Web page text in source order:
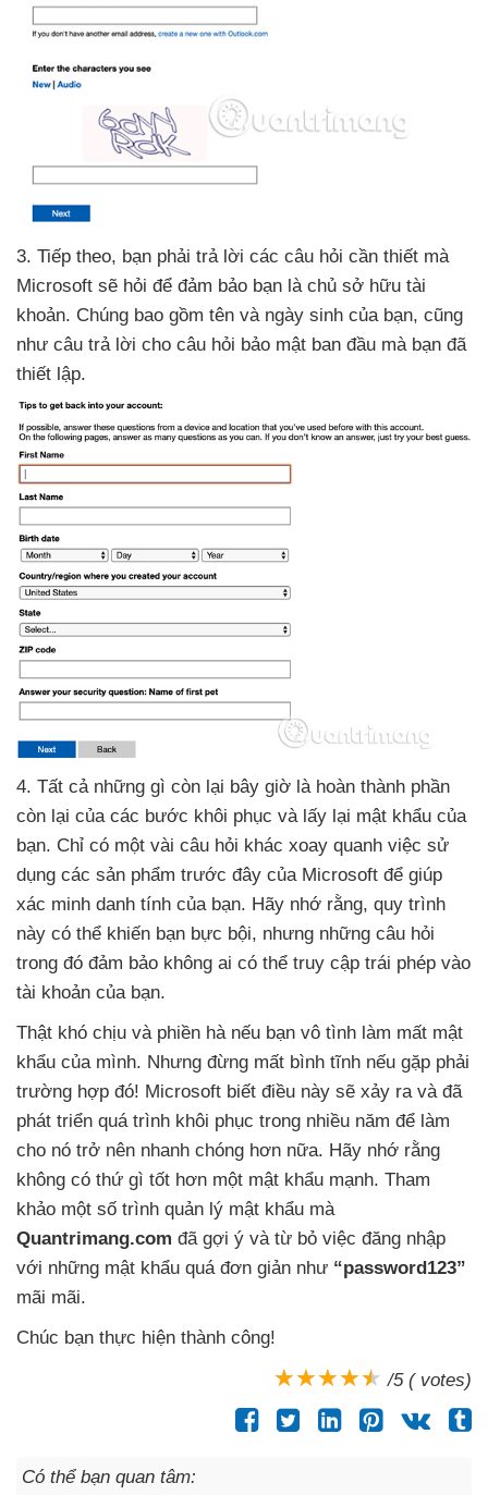
3. Tiếp theo, bạn phải trả lời các câu hỏi cần thiết mà
Microsoft sẽ hỏi để đảm bảo bạn là chủ sở hữu tài
khoản. Chúng bao gồm tên và ngày sinh của bạn, cũng
như câu trả lời cho câu hỏi bảo mật ban đầu mà bạn đã
thiết lập.
4. Tất cả những gì còn lại bây giờ là hoàn thành phần
còn lại của các bước khôi phục và lấy lại mật khẩu của
bạn. Chỉ có một vài câu hỏi khác xoay quanh việc sử
dụng các sản phẩm trước đây của Microsoft để giúp
xác minh danh tính của bạn. Hãy nhớ rằng, quy trình
này có thể khiến bạn bực bội, nhưng những câu hỏi
trong đó đảm bảo không ai có thể truy cập trái phép vào
tài khoản của bạn.
Thật khó chịu và phiền hà nếu bạn vô tình làm mất mật
khẩu của mình. Nhưng đừng mất bình tĩnh nếu gặp phải
trường hợp đó! Microsoft biết điều này sẽ xảy ra và đã
phát triển quá trình khôi phục trong nhiều năm để làm
cho nó trở nên nhanh chóng hơn nữa. Hãy nhớ rằng
không có thứ gì tốt hơn một mật khẩu mạnh. Tham
khảo một số trình quản lý mật khẩu mà
Quantrimang.com đã gợi ý và từ bỏ việc đăng nhập
với những mật khẩu quá đơn giản như “password123”
mãi mãi.
Chúc bạn thực hiện thành công!
/5 ( votes)
Có thể bạn quan tâm: